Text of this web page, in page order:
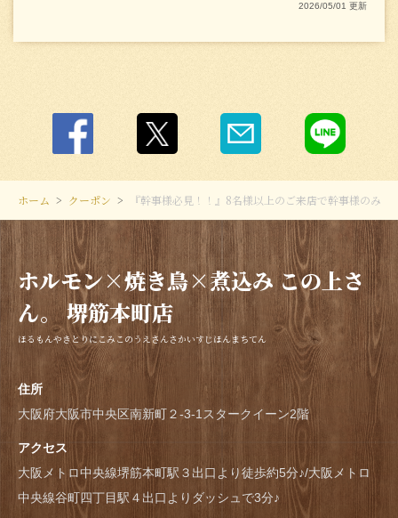
2026/05/01 更新
ホーム クーポン 『幹事様必見！！』8名様以上のご来店で幹事様のみ
ホルモン×焼き鳥×煮込み この上さ
ん。 堺筋本町店
ほるもんやきとりにこみこのうえさんさかいすじほんまちてん
住所
大阪府大阪市中央区南新町２-3-1スタークイーン2階
アクセス
大阪メトロ中央線堺筋本町駅３出口より徒歩約5分♪/大阪メトロ
中央線谷町四丁目駅４出口よりダッシュで3分♪